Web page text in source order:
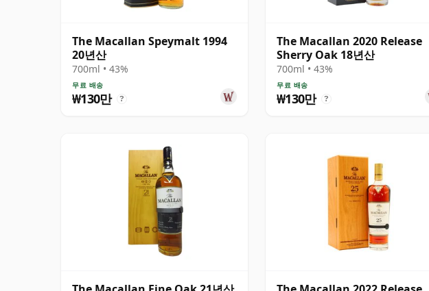
The Macallan Speymalt 1994
20년산
700ml • 43%
무료 배송
₩130만 ?
The Macallan 2020 Release
Sherry Oak 18년산
700ml • 43%
무료 배송
₩130만 ?